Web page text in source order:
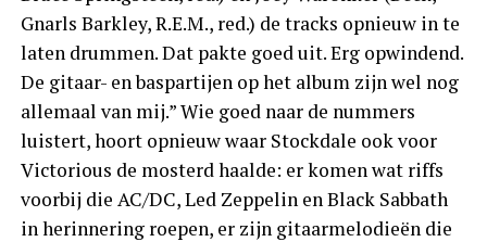
Gnarls Barkley, R.E.M., red.) de tracks opnieuw in te
laten drummen. Dat pakte goed uit. Erg opwindend.
De gitaar- en baspartijen op het album zijn wel nog
allemaal van mij.” Wie goed naar de nummers
luistert, hoort opnieuw waar Stockdale ook voor
Victorious de mosterd haalde: er komen wat riffs
voorbij die AC/DC, Led Zeppelin en Black Sabbath
in herinnering roepen, er zijn gitaarmelodieën die